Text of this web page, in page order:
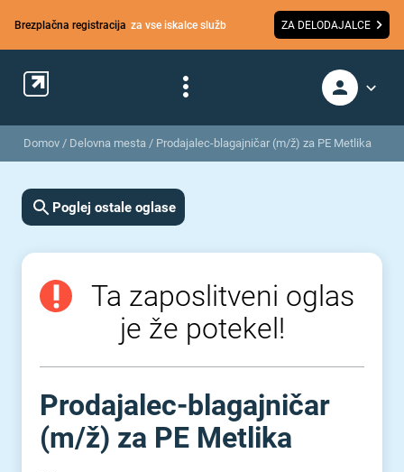
Brezplačna registracija za vse iskalce služb ZA DELODAJALCE
Domov / Delovna mesta / Prodajalec-blagajničar (m/ž) za PE Metlika
Poglej ostale oglase
Ta zaposlitveni oglas
je že potekel!
Prodajalec-blagajničar
(m⁠/⁠ž) za PE Metlika